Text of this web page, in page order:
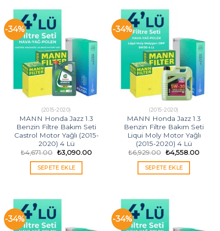
-34%
(2015-2020)
MANN Honda Jazz 1.3
Benzin Filtre Bakım Seti
Castrol Motor Yağlı (2015-
2020) 4 Lü
₺4,671.00 Orijinal
fiyat:
₺4,671.00.
₺3,090.00Şu
SEPETE EKLE
-34%
(2015-2020)
MANN Honda Jazz 1.3
Benzin Filtre Bakım Seti
Liqui Moly Motor Yağlı
(2015-2020) 4 Lü
₺6,929.00 Orijinal
fiyat:
₺6,929.00.
₺4,558.00Şu
SEPETE EKLE
-34% -34%